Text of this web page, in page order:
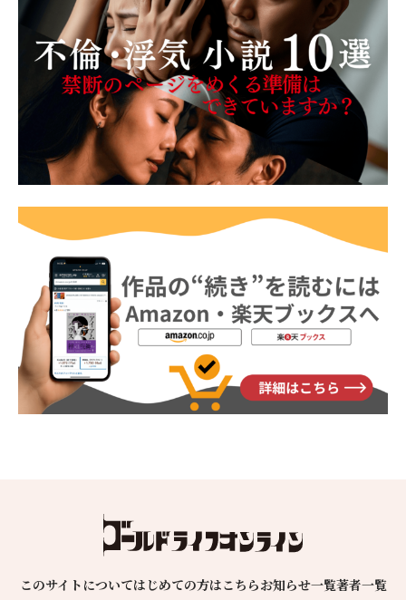
このサイトについてはじめての方はこちらお知らせ一覧著者一覧